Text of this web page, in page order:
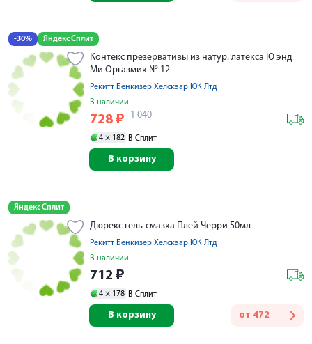
-30% Яндекс Сплит
Контекс презервативы из натур. латекса Ю энд
Ми Оргазмик № 12
Рекитт Бенкизер Хелскэар ЮК Лтд
В наличии
728 ₽ 1 040
4 × 182 В Сплит
В корзину
Яндекс Сплит
Дюрекс гель-смазка Плей Черри 50мл
Рекитт Бенкизер Хелскэар ЮК Лтд
В наличии
712 ₽
4 × 178 В Сплит
от 472
В корзину